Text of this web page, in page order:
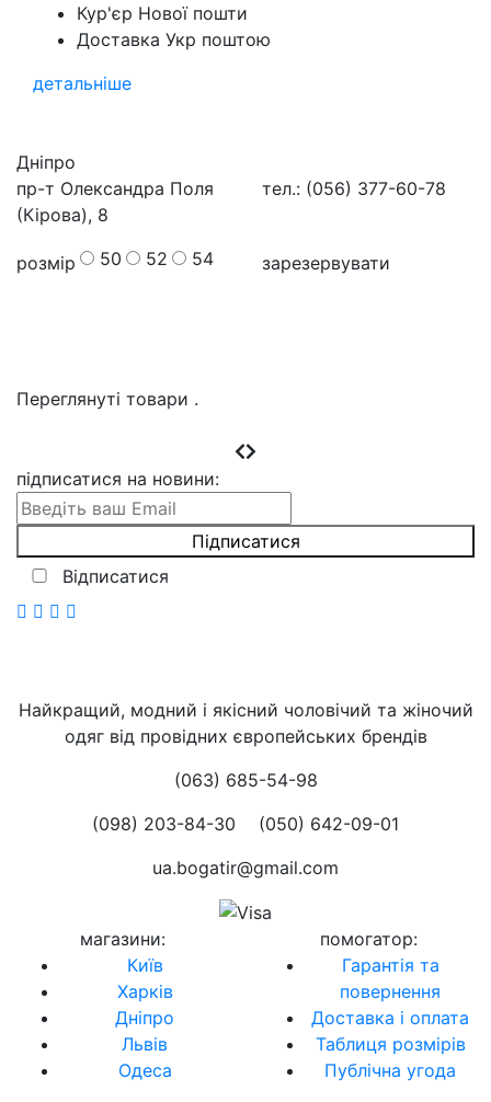
Кур'єр Нової пошти
Доставка Укр поштою
детальніше
Дніпро
пр-т Олександра Поля
(Кірова), 8
тел.: (056) 377-60-78
розмір 50 52 54 зарезервувати
Переглянуті товари .
підписатися на новини:
Відписатися
Найкращий, модний і якісний чоловічий та жіночий
одяг від провідних європейських брендів
(063) 685-54-98
(098) 203-84-30
(050) 642-09-01
ua.bogatir@gmail.com
магазини:
Київ
Харків
Дніпро
Львів
Одеса
помогатор:
Гарантія та
повернення
Доставка і оплата
Таблиця розмірів
Публічна угода